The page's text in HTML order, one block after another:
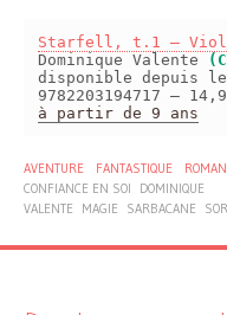
Starfell, t.1 –
Dominique Valente
disponible depuis le
9782203194717 –
à partir de 9 ans
AVENTURE FANTASTIQUE
CONFIANCE EN SOI
DOMINIQUE
VALENTE
MAGIE SARBACANE